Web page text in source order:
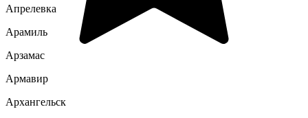
Апрелевка
Арамиль
Арзамас
Армавир
Архангельск